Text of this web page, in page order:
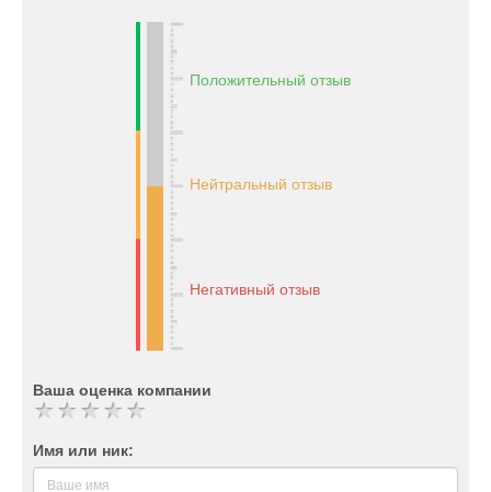
Положительный отзыв
Нейтральный отзыв
Негативный отзыв
Ваша оценка компании
Имя или ник: